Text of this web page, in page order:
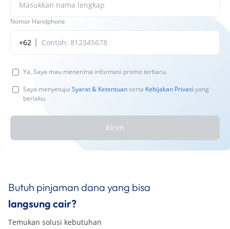
Nomor Handphone
+62
Ya, Saya mau menerima informasi promo terbaru.
Saya menyetujui Syarat & Ketentuanserta Kebijakan Privasi yang
berlaku.
Kirim
Butuh pinjaman dana yang bisa
langsung cair?
Temukan solusi kebutuhan